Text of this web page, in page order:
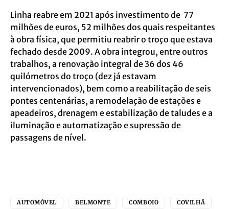
Linha reabre em 2021 após investimento de 77
milhões de euros, 52 milhões dos quais respeitantes
à obra física, que permitiu reabrir o troço que estava
fechado desde 2009. A obra integrou, entre outros
trabalhos, a renovação integral de 36 dos 46
quilómetros do troço (dez já estavam
intervencionados), bem como a reabilitação de seis
pontes centenárias, a remodelação de estações e
apeadeiros, drenagem e estabilização de taludes e a
iluminação e automatização e supressão de
passagens de nível.
AUTOMÓVEL BELMONTE COMBOIO COVILHÃ